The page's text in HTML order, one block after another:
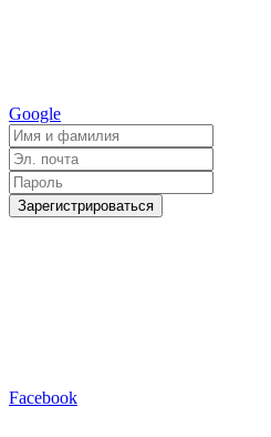
Google
Зарегистрироваться
Facebook